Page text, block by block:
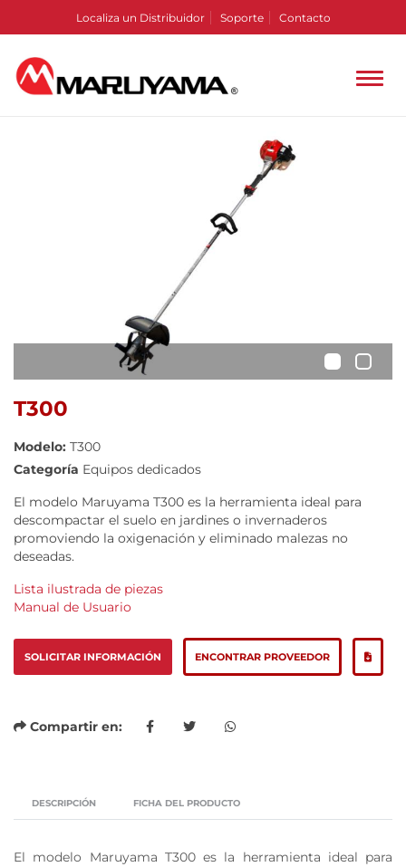
Localiza un Distribuidor Soporte Contacto
•
T300
Modelo: T300
Categoría Equipos dedicados
El modelo Maruyama T300 es la herramienta ideal para
descompactar el suelo en jardines o invernaderos
promoviendo la oxigenación y eliminado malezas no
deseadas.
Lista ilustrada de piezas
Manual de Usuario
SOLICITAR INFORMACIÓN ENCONTRAR PROVEEDOR
Compartir en:
DESCRIPCIÓN FICHA DEL PRODUCTO
El modelo Maruyama T300 es la herramienta ideal para